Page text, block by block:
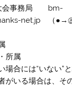
会事務局 bm-
net.jp （●→@
所属
場合には“いない”
がいる場合は、そ